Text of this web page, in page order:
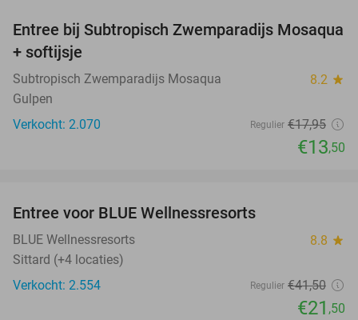
25%
Entree bij Subtropisch Zwemparadijs Mosaqua
+ softijsje
Subtropisch Zwemparadijs Mosaqua 8.2 star
Gulpen
Verkocht: 2.070
Regulier €17,95
€13,50
Entree voor BLUE Wellnessresorts
BLUE Wellnessresorts 8.8 star
Sittard (+4 locaties)
Verkocht: 2.554
Regulier €41,50
€21 ,50